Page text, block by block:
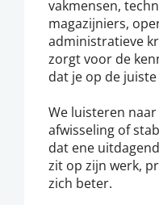
vakmensen,
magazijniers,
administratieve
zorgt voor de
dat je op de
We luisteren
afwisseling of
dat ene
zit op zijn werk,
zich beter.